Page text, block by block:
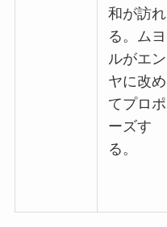
和が訪れ
る。ムヨ
ルがエン
ヤに改め
てプロポ
ーズす
る。